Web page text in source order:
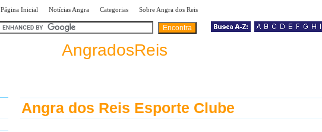
Página Inicial Notícias Angra Categorias Sobre Angra dos Reis
AngradosReis
Angra dos Reis Esporte Clube